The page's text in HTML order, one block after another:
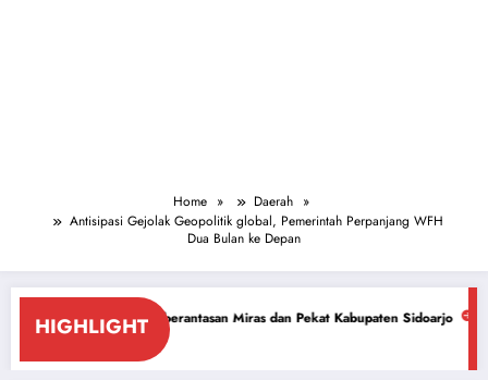
Home
Daerah
Antisipasi Gejolak Geopolitik global, Pemerintah Perpanjang WFH
Dua Bulan ke Depan
HIGHLIGHTMiras dan Pekat Kabupaten Sidoarjo Sidoarjo Darurat Miras